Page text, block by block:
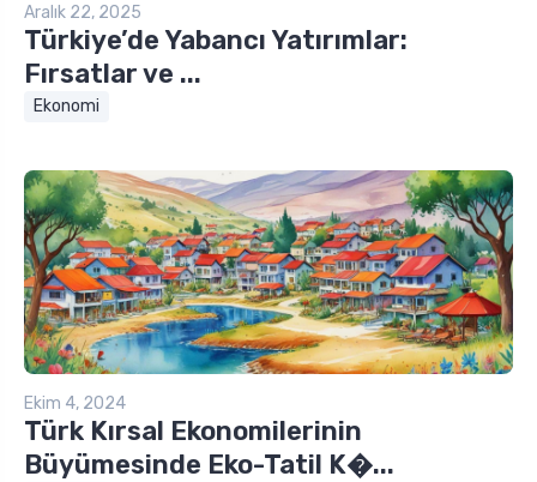
Aralık 22, 2025
Türkiye’de Yabancı Yatırımlar:
Fırsatlar ve ...
Ekonomi
Ekim 4, 2024
Türk Kırsal Ekonomilerinin
Büyümesinde Eko-Tatil K�...